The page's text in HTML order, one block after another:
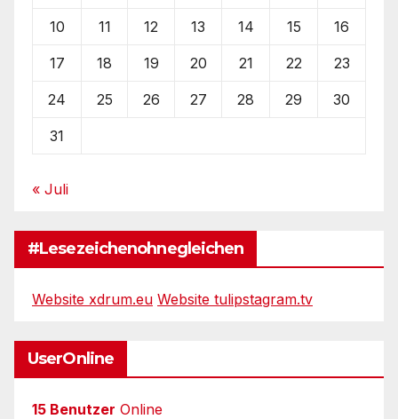
10 11 12 13 14 15 16
17 18 19 20 21 22 23
24 25 26 27 28 29 30
31
« Juli
#Lesezeichenohnegleichen
Website xdrum.eu Website tulipstagram.tv
UserOnline
15 Benutzer Online